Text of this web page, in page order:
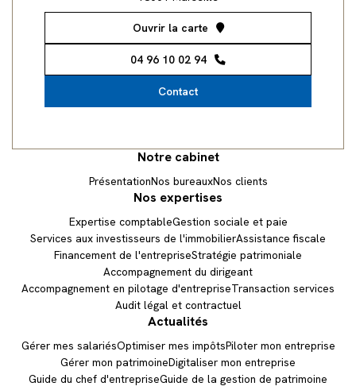
Prendre RDV
Ouvrir la carte
04 96 10 02 94
Contact
Notre cabinet
PrésentationNos bureauxNos clients
Nos expertises
Expertise comptableGestion sociale et paie
Services aux investisseurs de l'immobilierAssistance fiscale
Financement de l'entrepriseStratégie patrimoniale
Accompagnement du dirigeant
Accompagnement en pilotage d'entrepriseTransaction services
Audit légal et contractuel
Actualités
Gérer mes salariésOptimiser mes impôtsPiloter mon entreprise
Gérer mon patrimoineDigitaliser mon entreprise
Guide du chef d'entrepriseGuide de la gestion de patrimoine